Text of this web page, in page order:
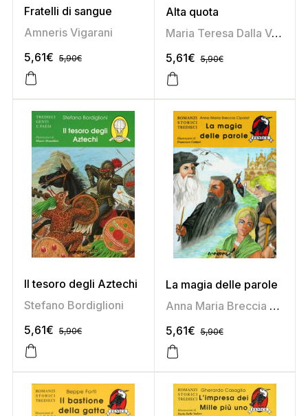
Fratelli di sangue
Amneris Vigarani
5,61€ 5,90€
Alta quota
Maria Teresa Dalla Vecchia
5,61€ 5,90€
Il tesoro degli Aztechi
Stefano Bordiglioni
5,61€ 5,90€
La magia delle parole
Anna Maria Breccia Cipolat
5,61€ 5,90€